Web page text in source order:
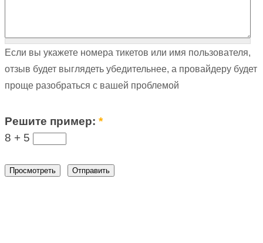
Если вы укажете номера тикетов или имя пользователя,
отзыв будет выглядеть убедительнее, а провайдеру будет
проще разобраться с вашей проблемой
Решите пример:*
8 + 5